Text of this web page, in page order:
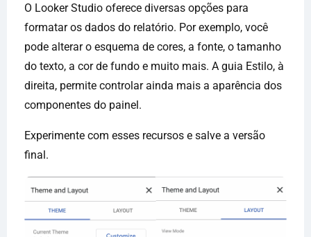
O Looker Studio oferece diversas opções para
formatar os dados do relatório. Por exemplo, você
pode alterar o esquema de cores, a fonte, o tamanho
do texto, a cor de fundo e muito mais. A guia Estilo, à
direita, permite controlar ainda mais a aparência dos
componentes do painel.
Experimente com esses recursos e salve a versão
final.